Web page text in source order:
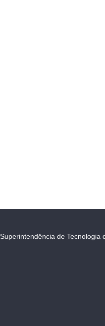
Superintendência de Tecnologia